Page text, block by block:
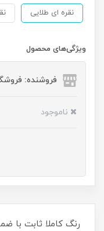
نقره ای طلایی
ویژگی‌های محصول
فروشنده:
ناموجود